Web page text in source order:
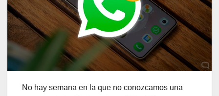
No hay semana en la que no conozcamos una